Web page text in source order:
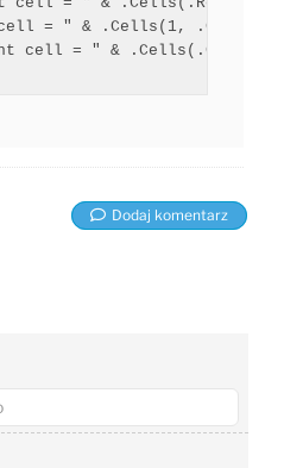
= " & .Cells(1,
cell = " &
Dodaj komentarz